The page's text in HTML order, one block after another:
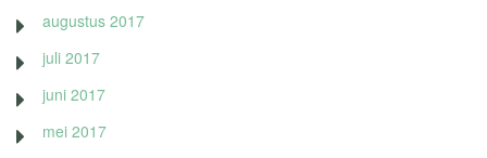
augustus 2017
juli 2017
juni 2017
mei 2017